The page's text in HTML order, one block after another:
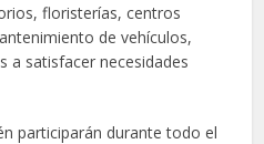
floristerías, centros
de vehículos,
a satisfacer necesidades
participarán durante todo el